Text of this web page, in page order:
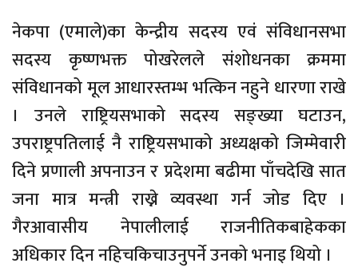
नेकपा (एमाले)का केन्द्रीय सदस्य एवं संविधानसभा
सदस्य कृष्णभक्त पोखरेलले संशोधनका क्रममा
संविधानको मूल आधारस्तम्भ भत्किन नहुने धारणा राखे
। उनले राष्ट्रियसभाको सदस्य सङ्ख्या घटाउन,
उपराष्ट्रपतिलाई नै राष्ट्रियसभाको अध्यक्षको जिम्मेवारी
दिने प्रणाली अपनाउन र प्रदेशमा बढीमा पाँचदेखि सात
जना मात्र मन्त्री राख्ने व्यवस्था गर्न जोड दिए ।
गैरआवासीय नेपालीलाई राजनीतिकबाहेकका
अधिकार दिन नहिचकिचाउनुपर्ने उनको भनाइ थियो ।